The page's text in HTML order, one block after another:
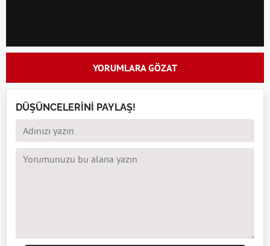
YORUMLARA GÖZAT
DÜŞÜNCELERİNİ PAYLAŞ!